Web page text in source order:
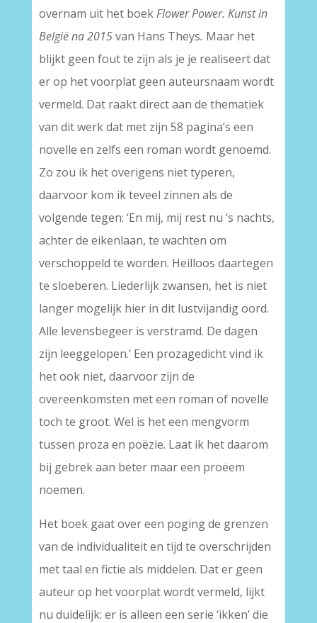
overnam uit het boekFlower Power. Kunst in
België na 2015van Hans Theys. Maar het
blijkt geen fout te zijn als je je realiseert dat
er op het voorplat geen auteursnaam wordt
vermeld. Dat raakt direct aan de thematiek
van dit werk dat met zijn 58 pagina’s een
novelle en zelfs een roman wordt genoemd.
Zo zou ik het overigens niet typeren,
daarvoor kom ik teveel zinnen als de
volgende tegen: ‘En mij, mij rest nu ‘s nachts,
achter de eikenlaan, te wachten om
verschoppeld te worden. Heilloos daartegen
te sloeberen. Liederlijk zwansen, het is niet
langer mogelijk hier in dit lustvijandig oord.
Alle levensbegeer is verstramd. De dagen
zijn leeggelopen.’ Een prozagedicht vind ik
het ook niet, daarvoor zijn de
overeenkomsten met een roman of novelle
toch te groot. Wel is het een mengvorm
tussen proza en poëzie. Laat ik het daarom
bij gebrek aan beter maar een proëem
noemen.
Het boek gaat over een poging de grenzen
van de individualiteit en tijd te overschrijden
met taal en fictie als middelen. Dat er geen
auteur op het voorplat wordt vermeld, lijkt
nu duidelijk: er is alleen een serie ‘ikken’ die